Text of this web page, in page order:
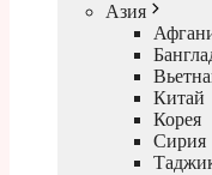
Азия
Китай
Корея
Сирия